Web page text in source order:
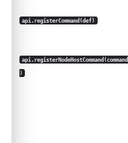
api.registerCommand(def)
api.registerNodeHostCommand(command
)